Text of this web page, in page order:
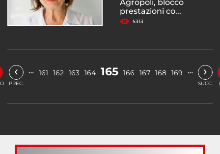
Agropoli, blocco
prestazioni co...
5313
‹
PREC.
… 161 162 163 164 165 166 167 168 169 … ›
SUCC.